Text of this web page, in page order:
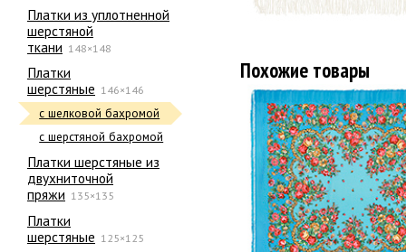
Платки из уплотненной
шерстяной
ткани 148×148
Платки
шерстяные 146×146
с шелковой бахромой
с шерстяной бахромой
Платки шерстяные из
двухниточной
пряжи 135×135
Платки
шерстяные 125×125
Похожие товары